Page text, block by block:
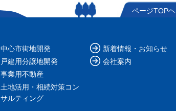
ページTOPヘ
中心市街地開発
戸建用分譲地開発
事業用不動産
土地活用・相続対策コン
サルティング
新着情報・お知らせ
会社案内